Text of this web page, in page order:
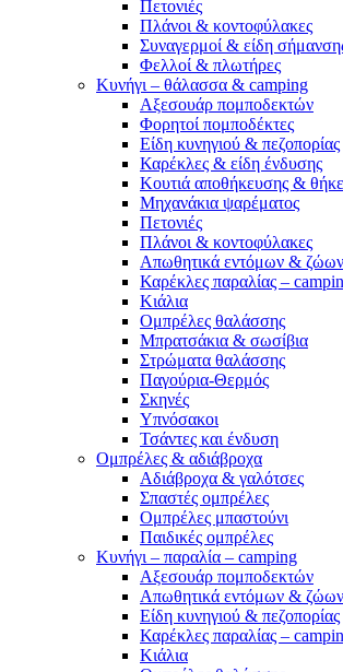
Πετονιές
Πλάνοι & κοντοφύλακες
Συναγερμοί & είδη
Φελλοί & πλωτήρες
Κυνήγι – θάλασσα & camping
Αξεσουάρ πομποδεκτών
Φορητοί πομποδέκτες
Είδη κυνηγιού & πεζοπορίας
Καρέκλες & είδη ένδυσης
Κουτιά αποθήκευσης &
Μηχανάκια ψαρέματος
Πετονιές
Πλάνοι & κοντοφύλακες
Απωθητικά εντόμων & ζώων
Καρέκλες παραλίας –
Κιάλια
Ομπρέλες θαλάσσης
Μπρατσάκια & σωσίβια
Στρώματα θαλάσσης
Παγούρια-Θερμός
Σκηνές
Υπνόσακοι
Τσάντες και ένδυση
Ομπρέλες & αδιάβροχα
Αδιάβροχα & γαλότσες
Σπαστές ομπρέλες
Ομπρέλες μπαστούνι
Παιδικές ομπρέλες
Κυνήγι – παραλία – camping
Αξεσουάρ πομποδεκτών
Απωθητικά εντόμων & ζώων
Είδη κυνηγιού & πεζοπορίας
Καρέκλες παραλίας –
Κιάλια